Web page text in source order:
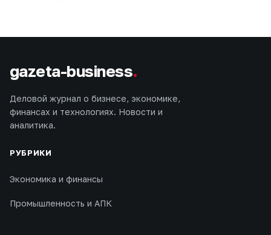
gazeta-business.
Деловой журнал о бизнесе, экономике,
финансах и технологиях. Новости и
аналитика.
РУБРИКИ
Экономика и финансы
Промышленность и АПК